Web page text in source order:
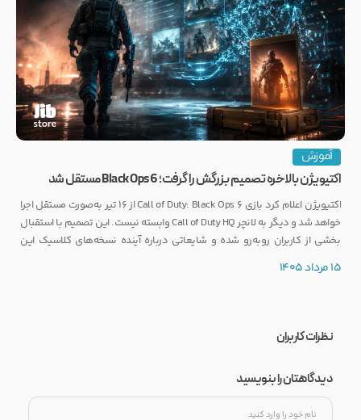
آموزش
اکتیویژن بالاخره تصمیم بزرگش را گرفت؛ Black Ops 6 مستقل شد
اکتیویژن اعلام کرد بازی Call of Duty: Black Ops 6 از ۱۶ تیر به‌صورت مستقل اجرا
خواهد شد و دیگر به لانچر Call of Duty HQ وابسته نیست. این تصمیم با استقبال
بخشی از کاربران روبه‌رو شده و شایعاتی درباره آینده نسخه‌های کلاسیک این
15 مرداد 1405
نظرات کاربران
دیدگاهتان را بنویسید